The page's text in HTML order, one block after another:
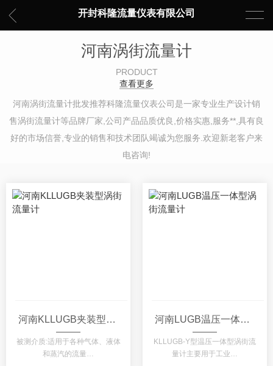
开封科隆流量仪表有限公司
河南涡街流量计
PRODUCT
查看更多
河南涡街流量计批发推荐科隆流量仪表公司是一家专业生产设计销
售涡街流量计等品牌厂家,公司产品品质优良,价格实惠,服务**,具有良
好的市场信誉,专业的销售和技术团队竭诚为您服务.欢迎新老客户来
电咨询!
河南KLLUGB夹装型涡街流量计
被测介质:适用于各种气体、液体
和蒸汽的流量…
河南LUGB温压一体型涡街流量计
KLLUGB-Y型温压一体型涡街流
量计主要用于工业…